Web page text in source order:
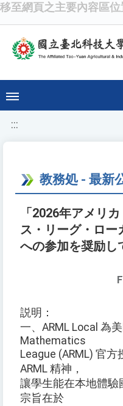
移至網頁之主要內容區位
:::
教務処 - 最新
「2026年アメリ
ス・リーグ・ロー
への参加を奨励し
説明：
一、ARML Local 為
Mathematics
League (ARML) 官
ARML 精神，
讓學生能在本地體
宗旨在於